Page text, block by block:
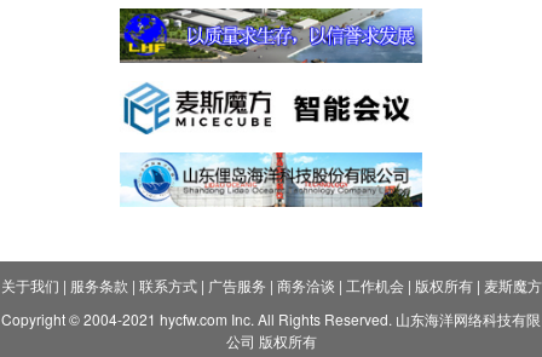
关于我们 | 服务条款 | 联系方式| 广告服务 | 商务洽谈 | 工作机会| 版权所有| 麦斯魔方
Copyright © 2004-2021 hycfw.com Inc. All Rights Reserved. 山东海洋网络科技有限
公司 版权所有